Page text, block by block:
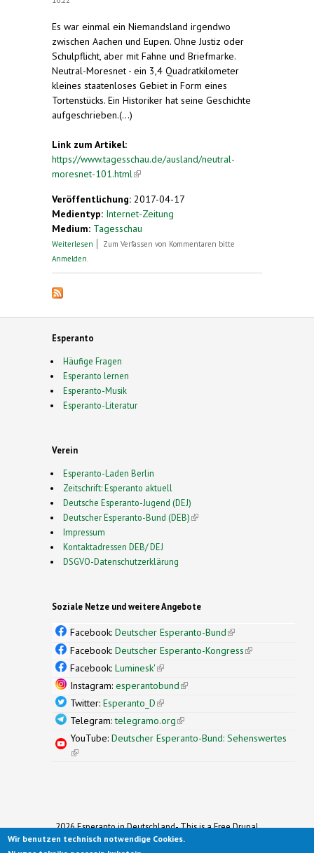
Es war einmal ein Niemandsland irgendwo
zwischen Aachen und Eupen. Ohne Justiz oder
Schulpflicht, aber mit Fahne und Briefmarke.
Neutral-Moresnet - ein 3,4 Quadratkilometer
kleines staatenloses Gebiet in Form eines
Tortenstücks. Ein Historiker hat seine Geschichte
aufgeschrieben.(...)
Link zum Artikel:
https://www.tagesschau.de/ausland/neutral-
moresnet-101.html (link is external)
Veröffentlichung: 2017-04-17
Medientyp: Internet-Zeitung
Medium: Tagesschau
Weiterlesen über Ein staatenloses Stück Torte
Zum Verfassen von Kommentaren bitte
Anmelden
Esperanto
Häufige Fragen
Esperanto lernen
Esperanto-Musik
Esperanto-Literatur
Verein
Esperanto-Laden Berlin
Zeitschrift: Esperanto aktuell
Deutsche Esperanto-Jugend (DEJ)
Deutscher Esperanto-Bund (DEB)(link is external)
Impressum
Kontaktadressen DEB/ DEJ
DSGVO-Datenschutzerklärung
Soziale Netze und weitere Angebote
Facebook: Deutscher Esperanto-Bund(link is
external)
Facebook: Deutscher Esperanto-Kongress(link is
Facebook: Luminesk'(link is external)
Instagram: esperantobund(link is external)
Twitter: Esperanto_D(link is external)
Telegram:telegramo.org(link is external)
YouTube: Deutscher Esperanto-Bund: Sehenswertes
(link is external)
2026 Esperanto in Deutschland- This is a Free Drupal
Theme
Wir benutzen technisch notwendige Cookies.